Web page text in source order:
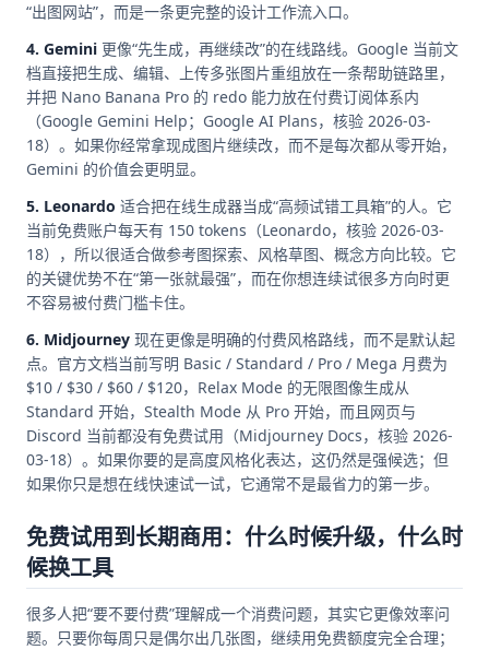
“出图网站”，而是一条更完整的设计工作流入口。
4. Gemini 更像“先生成，再继续改”的在线路线。Google 当前文
档直接把生成、编辑、上传多张图片重组放在一条帮助链路里，
并把 Nano Banana Pro 的 redo 能力放在付费订阅体系内
（Google Gemini Help；Google AI Plans，核验 2026-03-
18）。如果你经常拿现成图片继续改，而不是每次都从零开始，
Gemini 的价值会更明显。
5. Leonardo 适合把在线生成器当成“高频试错工具箱”的人。它
当前免费账户每天有 150 tokens（Leonardo，核验 2026-03-
18），所以很适合做参考图探索、风格草图、概念方向比较。它
的关键优势不在“第一张就最强”，而在你想连续试很多方向时更
不容易被付费门槛卡住。
6. Midjourney 现在更像是明确的付费风格路线，而不是默认起
点。官方文档当前写明 Basic / Standard / Pro / Mega 月费为
$10 / $30 / $60 / $120，Relax Mode 的无限图像生成从
Standard 开始，Stealth Mode 从 Pro 开始，而且网页与
Discord 当前都没有免费试用（Midjourney Docs，核验 2026-
03-18）。如果你要的是高度风格化表达，这仍然是强候选；但
如果你只是想在线快速试一试，它通常不是最省力的第一步。
免费试用到长期商用：什么时候升级，什么时
候换工具
很多人把“要不要付费”理解成一个消费问题，其实它更像效率问
题。只要你每周只是偶尔出几张图，继续用免费额度完全合理；